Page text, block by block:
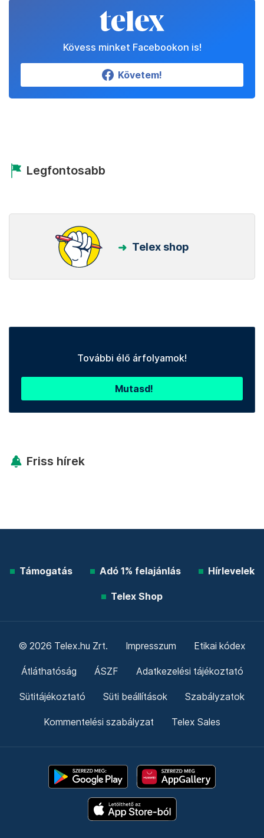
Kövess minket Facebookon is!
Követem!
Legfontosabb
Telex shop
További élő árfolyamok!
Mutasd!
Friss hírek
Támogatás Adó 1% felajánlás Hírlevelek
Telex Shop
© 2026 Telex.hu Zrt. Impresszum Etikai kódex
Átláthatóság ÁSZF Adatkezelési tájékoztató
Sütitájékoztató Süti beállítások Szabályzatok
Kommentelési szabályzat Telex Sales